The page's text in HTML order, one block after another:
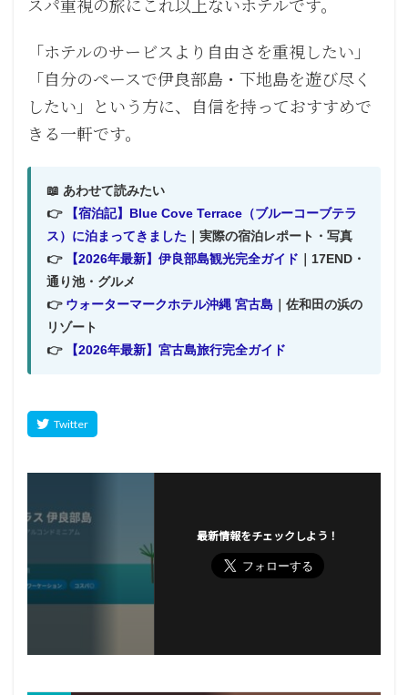
「ホテルのサービスより自由さを重視したい」
「自分のペースで伊良部島・下地島を遊び尽く
したい」という方に、自信を持っておすすめで
きる一軒です。
📖 あわせて読みたい
👉
【宿泊記】Blue Cove Terrace（ブルーコーブテラ
ス）に泊まってきました ｜実際の宿泊レポート・写真
👉
【2026年最新】伊良部島観光完全ガイド ｜17END・
通り池・グルメ
👉 ウォーターマークホテル沖縄 宮古島 ｜佐和田の浜の
リゾート
👉
【2026年最新】宮古島旅行完全ガイド
最新情報をチェックしよう！